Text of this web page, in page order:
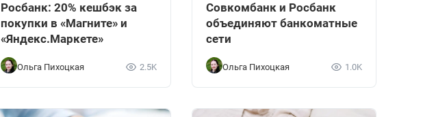
Росбанк: 20% кешбэк за
покупки в «Магните» и
«Яндекс.Маркете»
Ольга Пихоцкая 2.5K
Совкомбанк и Росбанк
объединяют банкоматные
сети
Ольга Пихоцкая 1.0K